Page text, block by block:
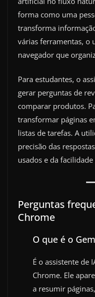
forma como uma
transforma
várias ferramentas, o
navegador que
Para estudantes, o
gerar perguntas de
comparar produtos.
transformar páginas
listas de tarefas. A
precisão das
usados e da
Perguntas
Chrome
O que é o
É o assistente de
Chrome. Ele
a resumir